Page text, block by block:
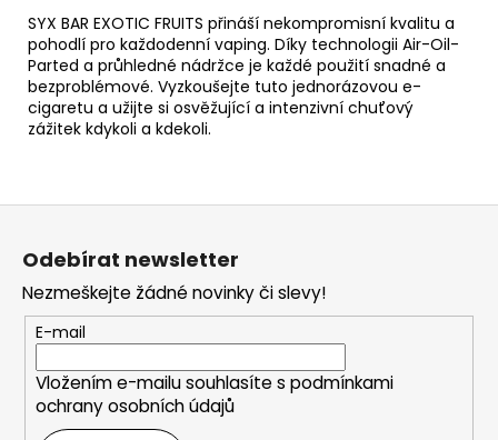
SYX BAR EXOTIC FRUITS přináší nekompromisní kvalitu a
pohodlí pro každodenní vaping. Díky technologii Air-Oil-
Parted a průhledné nádržce je každé použití snadné a
bezproblémové. Vyzkoušejte tuto jednorázovou e-
cigaretu a užijte si osvěžující a intenzivní chuťový
zážitek kdykoli a kdekoli.
Odebírat newsletter
Nezmeškejte žádné novinky či slevy!
E-mail
Vložením e-mailu souhlasíte s podmínkami
ochrany osobních údajů